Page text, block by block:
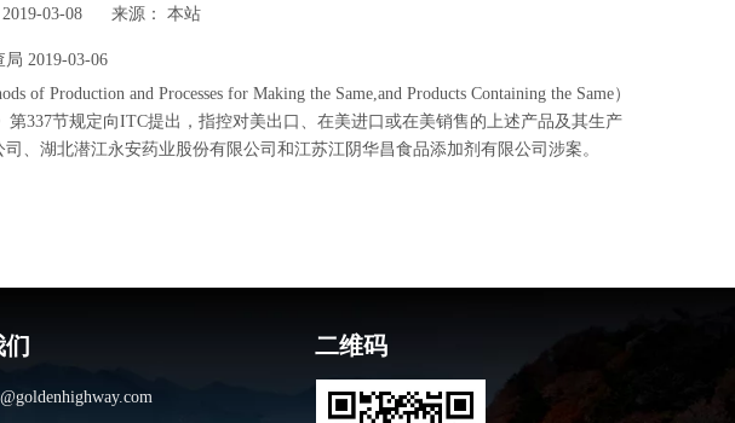
03-08 来源： 本站
局 2019-03-06
and Processes for Making the Same,and Products Containing the Same）
337节规定向ITC提出，指控对美出口、在美进口或在美销售的上述产品及其生产
、湖北潜江永安药业股份有限公司和江苏江阴华昌食品添加剂有限公司涉案。
二维码